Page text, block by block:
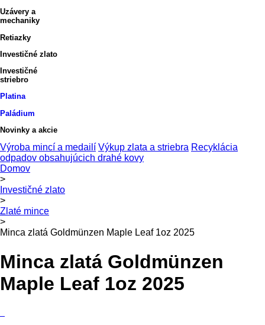
Uzávery a
mechaniky
Retiazky
Investičné zlato
Investičné
striebro
Platina
Paládium
Novinky a akcie
Výroba mincí a medailí Výkup zlata a striebra Recyklácia
odpadov obsahujúcich drahé kovy
Domov
>
Investičné zlato
>
Zlaté mince
>
Minca zlatá Goldmünzen Maple Leaf 1oz 2025
Minca zlatá Goldmünzen
Maple Leaf 1oz 2025